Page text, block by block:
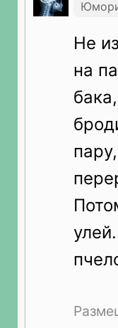
Не
на